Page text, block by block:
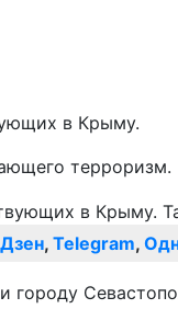
в Крыму.
терроризм.
, Telegram,
городу